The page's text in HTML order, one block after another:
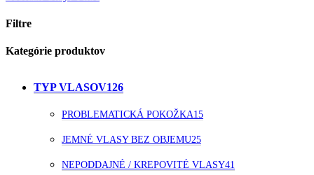
Filtre
Close
Kategórie produktov
TYP VLASOV126
PROBLEMATICKÁ POKOŽKA15
JEMNÉ VLASY BEZ OBJEMU25
NEPODDAJNÉ / KREPOVITÉ VLASY41